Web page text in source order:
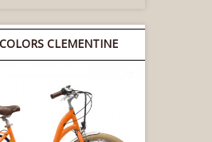
CLEMENTINE